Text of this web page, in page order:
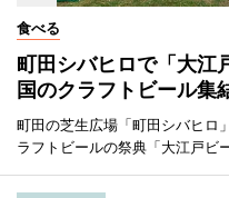
食べる
町田シバヒロで「大
国のクラフトビール集
町田の芝生広場「町田シバヒロ
ラフトビールの祭典「大江戸ビ